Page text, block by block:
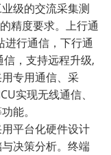
级的交流采集测
精度要求。上行通
进行通信，下行通
，支持远程升级,
专用通信、采
实现无线通信、
能。
平台化硬件设计
决策分析。终端